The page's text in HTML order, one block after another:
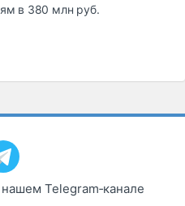
в 380 млн руб.
Telegram‑канале